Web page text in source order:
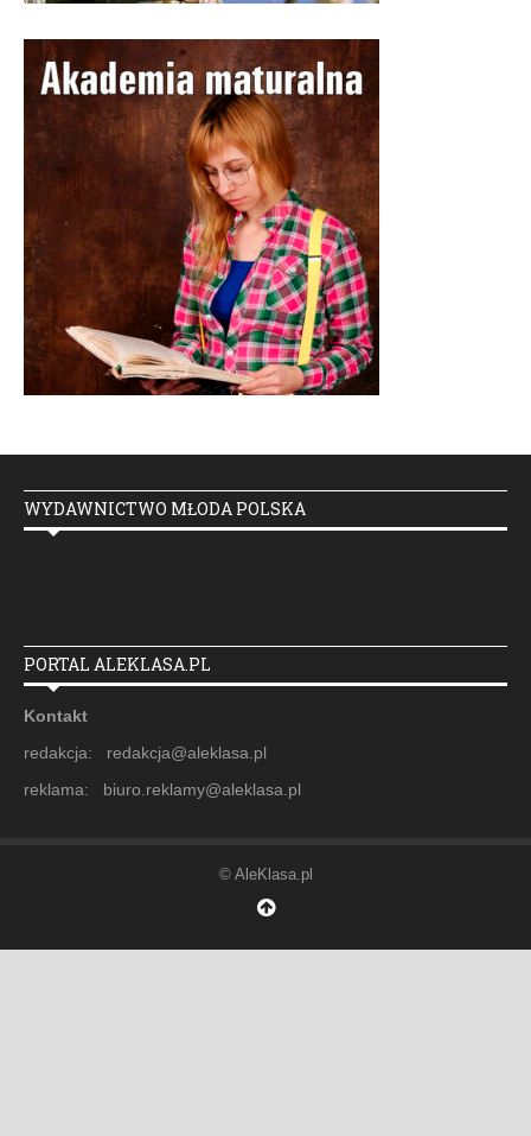
WYDAWNICTWO MŁODA POLSKA
PORTAL ALEKLASA.PL
Kontakt
redakcja: redakcja@aleklasa.pl
reklama: biuro.reklamy@aleklasa.pl
© AleKlasa.pl